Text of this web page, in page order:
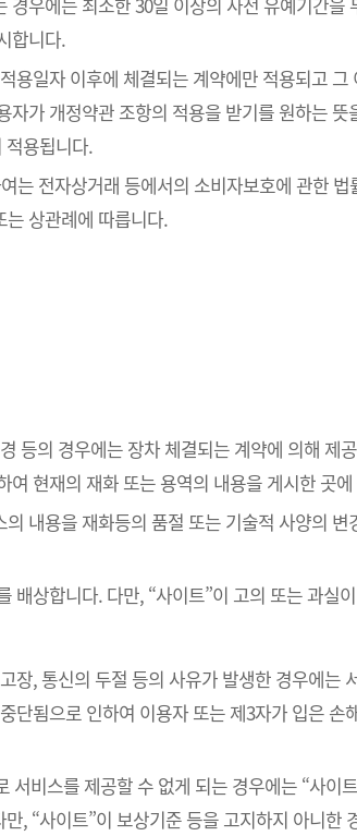
합니다.
일자 이후에 체결되는 계약에만 적용되고
가 개정약관 조항의 적용을 받기를 원하는
적용됩니다.
전자상거래 등에서의 소비자보호에 관한
상관례에 따릅니다.
등의 경우에는 장차 체결되는 계약에 의해 제
현재의 재화 또는 용역의 내용을 게시한 곳
내용을 재화등의 품절 또는 기술적 사양의
상합니다. 다만, “사이트”이 고의 또는 과실
, 통신의 두절 등의 사유가 발생한 경우에는
됨으로 인하여 이용자 또는 제3자가 입은 손
비스를 제공할 수 없게 되는 경우에는 “사이
, “사이트”이 보상기준 등을 고지하지 아니